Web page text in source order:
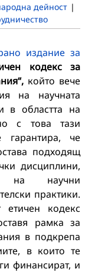
дейност |
издание за
кодекс за
който вече
на научната
в областта на
с това тази
гарантира, че
подходящ
дисциплини,
на научни
практики.
кодекс
рамка за
в подкрепа
в които те
финансират, и